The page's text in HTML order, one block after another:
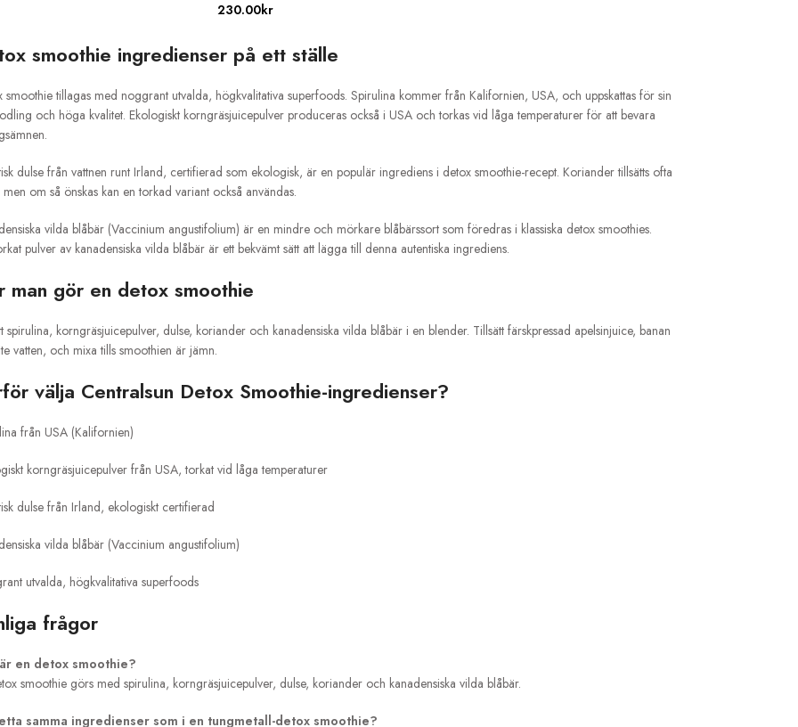
230.00kr
smoothie ingredienser på ett ställe
smoothie tillagas med noggrant utvalda, högkvalitativa superfoods. Spirulina kommer från Kalifornien, USA, och uppskattas för sin
och höga kvalitet. Ekologiskt korngräsjuicepulver produceras också i USA och torkas vid låga temperaturer för att bevara
dulse från vattnen runt Irland, certifierad som ekologisk, är en populär ingrediens i detox smoothie-recept. Koriander tillsätts ofta
men om så önskas kan en torkad variant också användas.
vilda blåbär (Vaccinium angustifolium) är en mindre och mörkare blåbärssort som föredras i klassiska detox smoothies.
pulver av kanadensiska vilda blåbär är ett bekvämt sätt att lägga till denna autentiska ingrediens.
man gör en detox smoothie
spirulina, korngräsjuicepulver, dulse, koriander och kanadensiska vilda blåbär i en blender. Tillsätt färskpressad apelsinjuice, banan
vatten, och mixa tills smoothien är jämn.
välja Centralsun Detox Smoothie-ingredienser?
från USA (Kalifornien)
korngräsjuicepulver från USA, torkat vid låga temperaturer
dulse från Irland, ekologiskt certifierad
vilda blåbär (Vaccinium angustifolium)
utvalda, högkvalitativa superfoods
frågor
en detox smoothie?
smoothie görs med spirulina, korngräsjuicepulver, dulse, koriander och kanadensiska vilda blåbär.
samma ingredienser som i en tungmetall-detox smoothie?